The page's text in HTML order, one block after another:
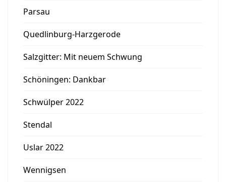
Parsau
Quedlinburg-Harzgerode
Salzgitter: Mit neuem Schwung
Schöningen: Dankbar
Schwülper 2022
Stendal
Uslar 2022
Wennigsen